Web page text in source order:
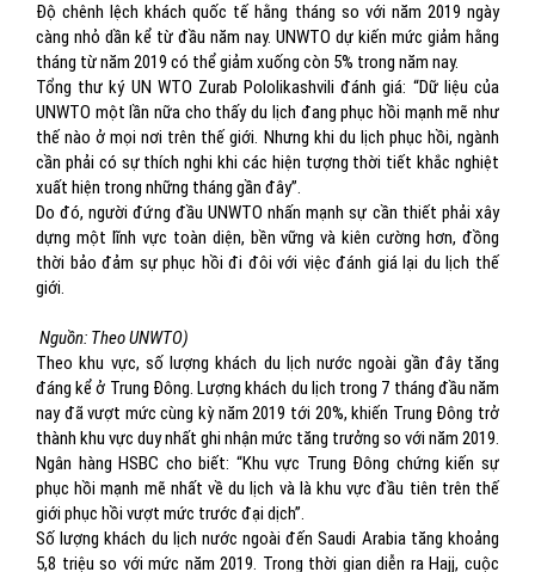
Độ chênh lệch khách quốc tế hằng tháng so với năm 2019 ngày
càng nhỏ dần kể từ đầu năm nay. UNWTO dự kiến mức giảm hằng
tháng từ năm 2019 có thể giảm xuống còn 5% trong năm nay.
Tổng thư ký UN WTO Zurab Pololikashvili đánh giá: “Dữ liệu của
UNWTO một lần nữa cho thấy du lịch đang phục hồi mạnh mẽ như
thế nào ở mọi nơi trên thế giới. Nhưng khi du lịch phục hồi, ngành
cần phải có sự thích nghi khi các hiện tượng thời tiết khắc nghiệt
xuất hiện trong những tháng gần đây”.
Do đó, người đứng đầu UNWTO nhấn mạnh sự cần thiết phải xây
dựng một lĩnh vực toàn diện, bền vững và kiên cường hơn, đồng
thời bảo đảm sự phục hồi đi đôi với việc đánh giá lại du lịch thế
giới.
Nguồn: Theo UNWTO)
Theo khu vực, số lượng khách du lịch nước ngoài gần đây tăng
đáng kể ở Trung Đông. Lượng khách du lịch trong 7 tháng đầu năm
nay đã vượt mức cùng kỳ năm 2019 tới 20%, khiến Trung Đông trở
thành khu vực duy nhất ghi nhận mức tăng trưởng so với năm 2019.
Ngân hàng HSBC cho biết: “Khu vực Trung Đông chứng kiến sự
phục hồi mạnh mẽ nhất về du lịch và là khu vực đầu tiên trên thế
giới phục hồi vượt mức trước đại dịch”.
Số lượng khách du lịch nước ngoài đến Saudi Arabia tăng khoảng
5,8 triệu so với mức năm 2019. Trong thời gian diễn ra Hajj, cuộc